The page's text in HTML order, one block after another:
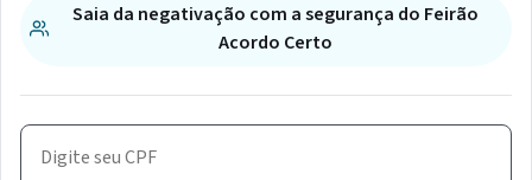
Saia da negativação com a segurança do Feirão
Acordo Certo